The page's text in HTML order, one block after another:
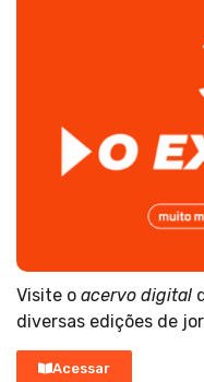
Visite o acervo digital
diversas edições de
Acessar